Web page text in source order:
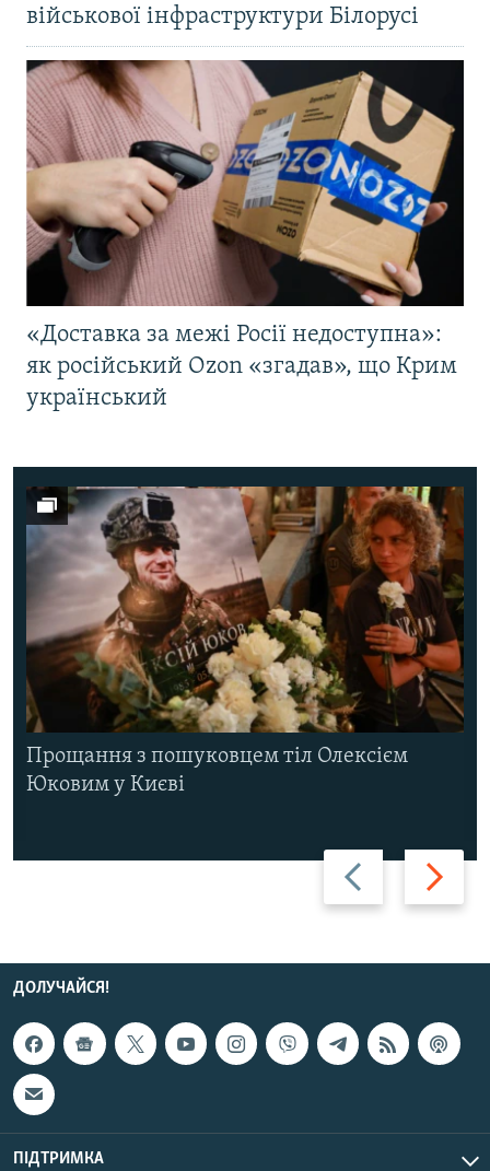
військової інфраструктури Білорусі
«Доставка за межі Росії недоступна»:
як російський Ozon «згадав», що Крим
український
Назад Вперед
Прощання з пошуковцем тіл Олексієм
Юковим у Києві
ДОЛУЧАЙСЯ!
ПІДТРИМКА